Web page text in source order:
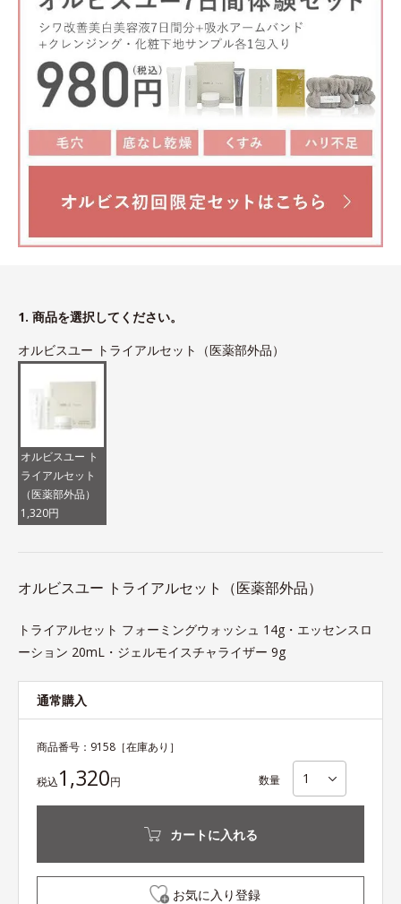
1. 商品を選択してください。
オルビスユー トライアルセット（医薬部外品）
オルビスユー ト
ライアルセット
（医薬部外品）
1,320円
オルビスユー トライアルセット（医薬部外品）
トライアルセット フォーミングウォッシュ 14g・エッセンスロ
ーション 20mL・ジェルモイスチャライザー 9g
通常購入
商品番号： 9158 ［在庫あり］
税込1,320円 数量
カートに入れる
お気に入り登録